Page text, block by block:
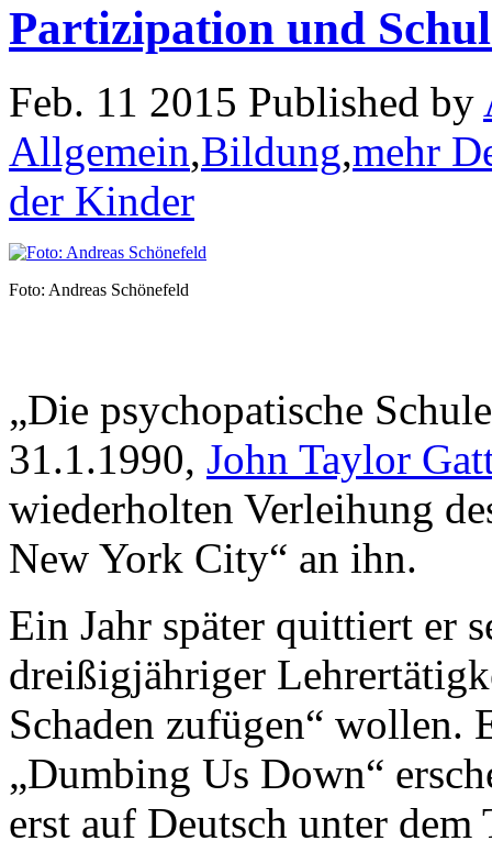
Partizipation und
Feb. 11 2015 Published by
Allgemein,Bildung,mehr
der Kinder
Foto: Andreas Schönefeld
„Die psychopatische
31.1.1990, John Taylor
wiederholten Verleihung
New York City“ an ihn.
Ein Jahr später quittiert er
dreißigjähriger
Schaden zufügen“ wollen.
„Dumbing Us Down“
erst auf Deutsch unter